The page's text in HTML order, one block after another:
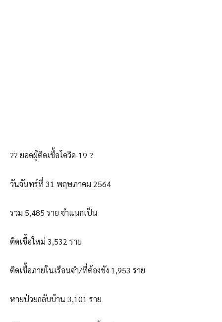
?? ยอดผู้ติดเชื้อโควิด-19 ?
วันจันทร์ที่ 31 พฤษภาคม 2564
รวม 5,485 ราย จำแนกเป็น
ติดเชื้อใหม่ 3,532 ราย
ติดเชื้อภายในเรือนจำ/ที่ต้องขัง 1,953 ราย
หายป่วยกลับบ้าน 3,101 ราย